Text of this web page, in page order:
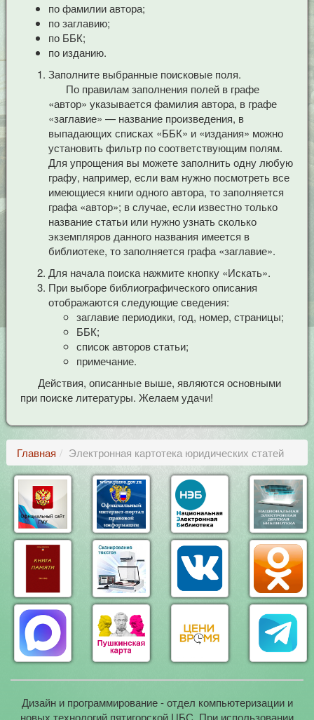
по фамилии автора;
по заглавию;
по ББК;
по изданию.
Заполните выбранные поисковые поля.
По правилам заполнения полей в графе
«автор» указывается фамилия автора, в графе
«заглавие» — название произведения, в
выпадающих списках «ББК» и «издания» можно
установить фильтр по соответствующим полям.
Для упрощения вы можете заполнить одну любую
графу, например, если вам нужно посмотреть все
имеющиеся книги одного автора, то заполняется
графа «автор»; в случае, если известно только
название статьи или нужно узнать сколько
экземпляров данного названия имеется в
библиотеке, то заполняется графа «заглавие».
Для начала поиска нажмите кнопку «Искать».
При выборе библиографического описания
отображаются следующие сведения:
заглавие периодики, год, номер, страницы;
ББК;
список авторов статьи;
примечание.
Действия, описанные выше, являются основными
при поиске литературы. Желаем удачи!
Главная Электронная картотека юридических статей
Дизайн и программирование - отдел компьютеризации и